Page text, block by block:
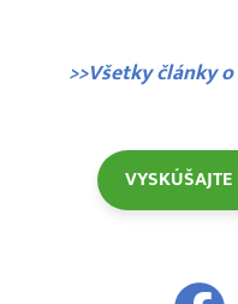
>>Všetky články